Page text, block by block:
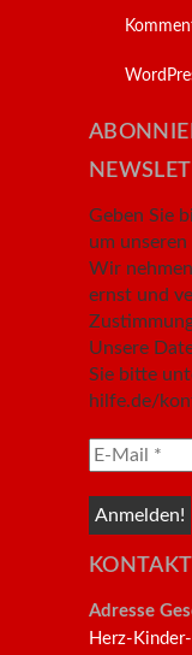
Geben Sie
um
Wir
ernst und
Unsere
Sie bitte
hilfe.de/
KONTAKT
Adresse
Herz-